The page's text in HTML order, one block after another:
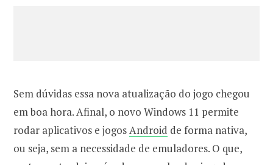
Sem dúvidas essa nova atualização do jogo chegou
em boa hora. Afinal, o novo Windows 11 permite
rodar aplicativos e jogosAndroid de forma nativa,
ou seja, sem a necessidade de emuladores. O que,